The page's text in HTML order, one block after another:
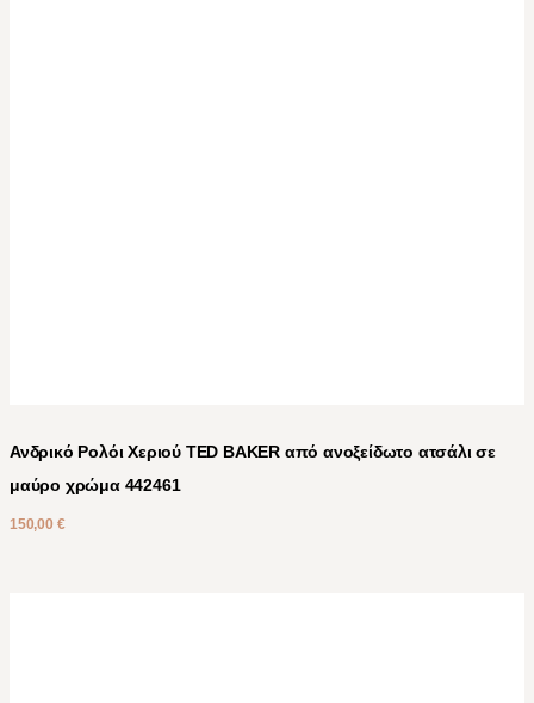
Ανδρικό Ρολόι Χεριού TED BAKER από ανοξείδωτο ατσάλι σε
μαύρο χρώμα 442461
150,00 €